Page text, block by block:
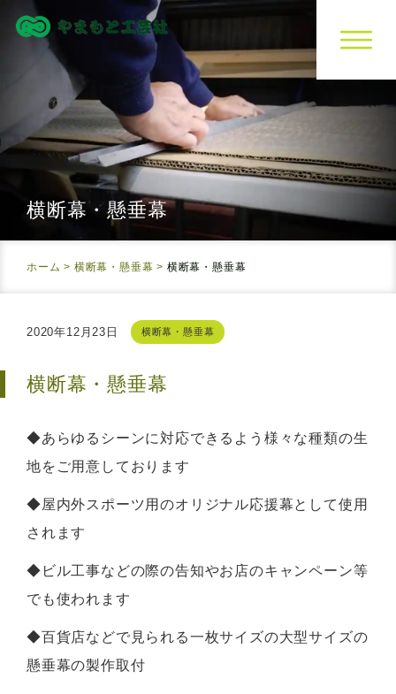
横断幕・懸垂幕
ホーム > 横断幕・懸垂幕 > 横断幕・懸垂幕
2020年12月23日 横断幕・懸垂幕
横断幕・懸垂幕
◆あらゆるシーンに対応できるよう様々な種類の生
地をご用意しております
◆屋内外スポーツ用のオリジナル応援幕として使用
されます
◆ビル工事などの際の告知やお店のキャンペーン等
でも使われます
◆百貨店などで見られる一枚サイズの大型サイズの
懸垂幕の製作取付